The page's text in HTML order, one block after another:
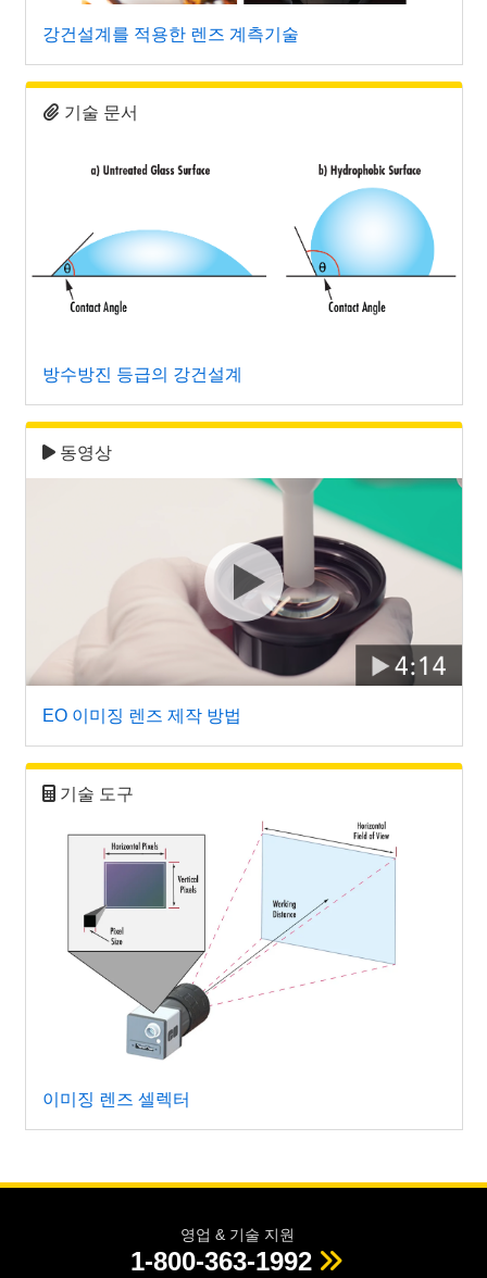
강건설계를 적용한 렌즈 계측기술
기술 문서
방수방진 등급의 강건설계
동영상
EO 이미징 렌즈 제작 방법
기술 도구
이미징 렌즈 셀렉터
영업 & 기술 지원
1-800-363-1992